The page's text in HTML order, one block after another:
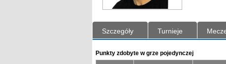
Szczegóły Turnieje
Punkty zdobyte w grze pojedynczej